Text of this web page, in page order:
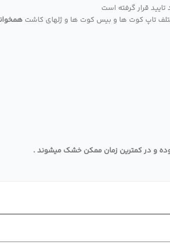
قرار گرفته است
مختلف تاپ کوت ها و بیس کوت ها و ژلهای کاشت
و در کمترین زمان ممکن خشک میشوند .